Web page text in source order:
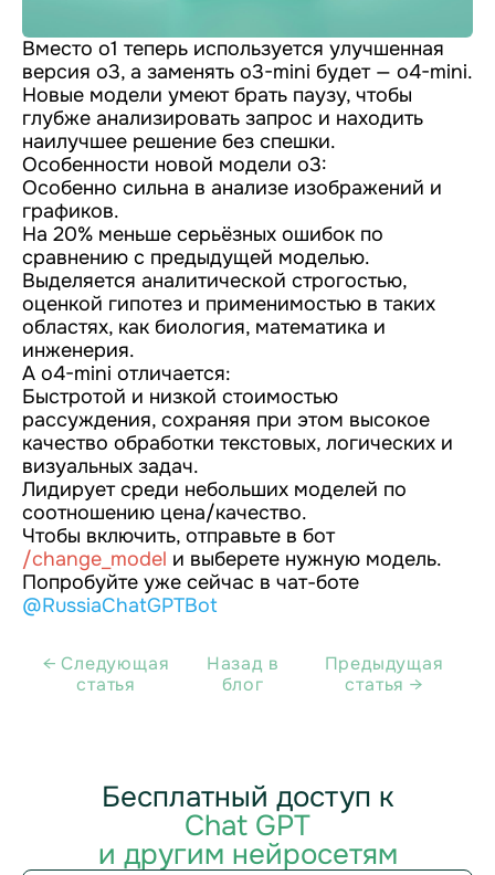
Вместо o1 теперь используется улучшенная
версия o3, а заменять o3-mini будет — o4-mini.
Новые модели умеют брать паузу, чтобы
глубже анализировать запрос и находить
наилучшее решение без спешки.
Особенности новой модели o3:
Особенно сильна в анализе изображений и
графиков.
На 20% меньше серьёзных ошибок по
сравнению с предыдущей моделью.
Выделяется аналитической строгостью,
оценкой гипотез и применимостью в таких
областях, как биология, математика и
инженерия.
А o4-mini отличается:
Быстротой и низкой стоимостью
рассуждения, сохраняя при этом высокое
качество обработки текстовых, логических и
визуальных задач.
Лидирует среди небольших моделей по
соотношению цена/качество.
Чтобы включить, отправьте в бот
/change_model и выберете нужную модель.
Попробуйте уже сейчас в чат-боте
@RussiaChatGPTBot
← Cледующая
статья
Назад в
блог
Предыдущая
статья →
Бесплатный доступ к
Chat GPT
и другим нейросетям